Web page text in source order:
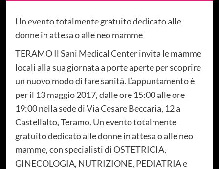
Un evento totalmente gratuito dedicato alle
donne in attesa o alle neo mamme
TERAMO Il Sani Medical Center invita le mamme
locali alla sua giornata a porte aperte per scoprire
un nuovo modo di fare sanità. L’appuntamento è
per il 13 maggio 2017, dalle ore 15:00 alle ore
19:00 nella sede di Via Cesare Beccaria, 12 a
Castellalto, Teramo. Un evento totalmente
gratuito dedicato alle donne in attesa o alle neo
mamme, con specialisti di OSTETRICIA,
GINECOLOGIA, NUTRIZIONE, PEDIATRIA e